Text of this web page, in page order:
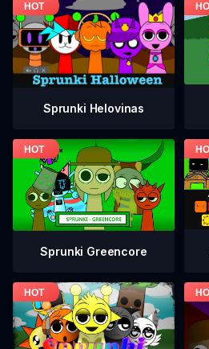
Sprunki Helovinas
Sprunki Greencore